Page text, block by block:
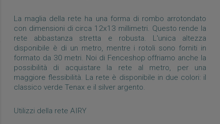
La maglia della rete ha una forma di rombo arrotondato
con dimensioni di circa 12x13 millimetri. Questo rende la
rete abbastanza stretta e robusta. L'unica altezza
disponibile è di un metro, mentre i rotoli sono forniti in
formato da 30 metri. Noi di Fenceshop offriamo anche la
possibilità di acquistare la rete al metro, per una
maggiore flessibilità. La rete è disponibile in due colori: il
classico verde Tenax e il silver argento.
Utilizzi della rete AIRY